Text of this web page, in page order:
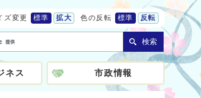
ズ変更 標準 拡大 色の反転 標準 反転
検索
ネス 市政情報